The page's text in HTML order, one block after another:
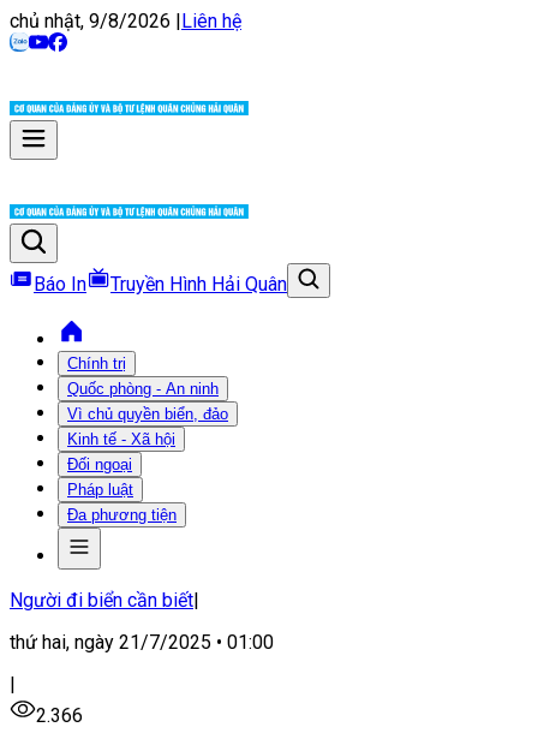
chủ nhật, 9/8/2026 |Liên hệ
Báo In Truyền Hình Hải Quân
Chính trị
Quốc phòng - An ninh
Vì chủ quyền biển, đảo
Kinh tế - Xã hội
Đối ngoại
Pháp luật
Đa phương tiện
Người đi biển cần biết|
thứ hai, ngày 21/7/2025 • 01:00
|
2.366